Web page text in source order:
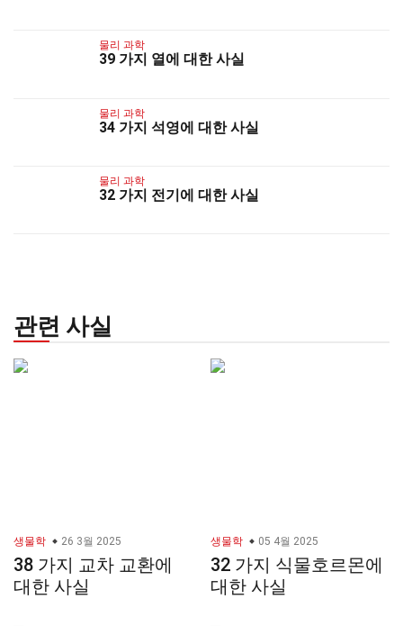
물리 과학
39 가지 열에 대한 사실
물리 과학
34 가지 석영에 대한 사실
물리 과학
32 가지 전기에 대한 사실
관련 사실
생물학 26 3월 2025
38 가지 교차 교환에
대한 사실
생물학 05 4월 2025
32 가지 식물호르몬에
대한 사실